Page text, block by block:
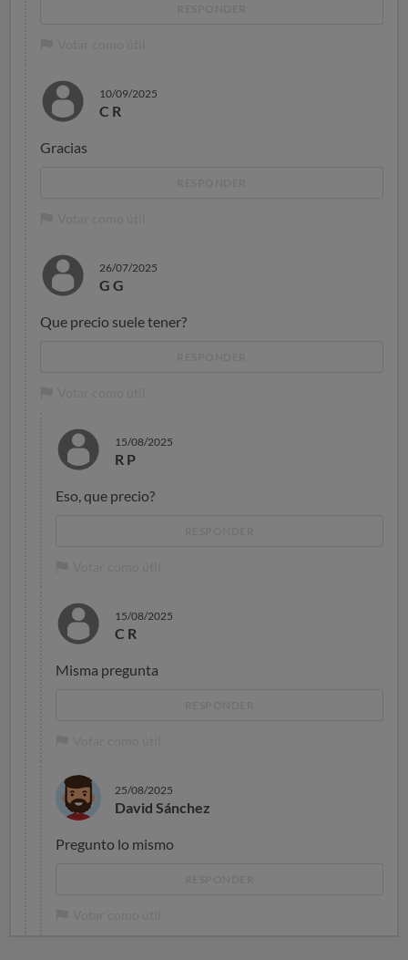
10/09/2025
C R
Gracias
26/07/2025
G G
Que precio suele tener?
15/08/2025
R P
Eso, que precio?
15/08/2025
C R
Misma pregunta
25/08/2025
David Sánchez
Pregunto lo mismo